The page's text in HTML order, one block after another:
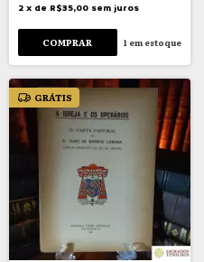
2 x de R$35,00 sem juros
1 em estoque
GRÁTIS